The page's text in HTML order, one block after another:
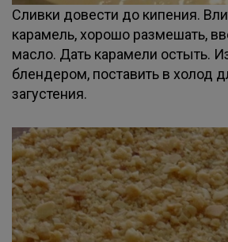
Сливки довести до кипения.
карамель, хорошо размешать,
масло. Дать карамели остыть.
блендером, поставить в холод
загустения.